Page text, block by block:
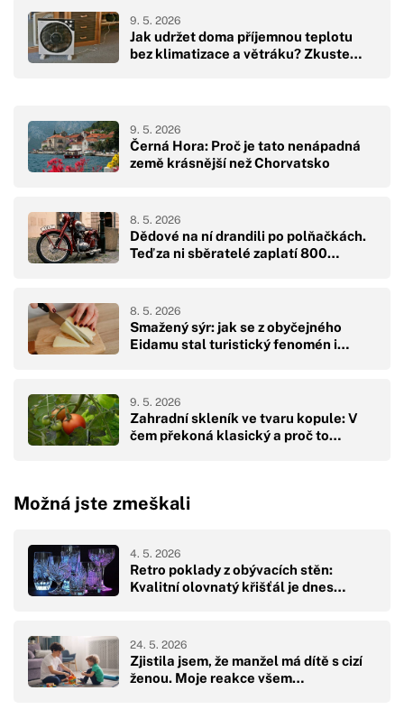
Jak udržet doma příjemnou teplotu
bez klimatizace a větráku? Zkuste…
9. 5. 2026
Černá Hora: Proč je tato nenápadná
země krásnější než Chorvatsko
9. 5. 2026
Dědové na ní drandili po polňačkách.
Teď za ni sběratelé zaplatí 800…
8. 5. 2026
Smažený sýr: jak se z obyčejného
Eidamu stal turistický fenomén i…
8. 5. 2026
Zahradní skleník ve tvaru kopule: V
čem překoná klasický a proč to…
9. 5. 2026
Možná jste zmeškali
Retro poklady z obývacích stěn:
Kvalitní olovnatý křišťál je dnes…
4. 5. 2026
Zjistila jsem, že manžel má dítě s cizí
ženou. Moje reakce všem…
24. 5. 2026